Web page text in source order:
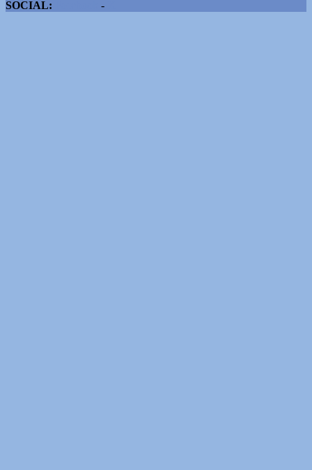
SOCIAL:
-